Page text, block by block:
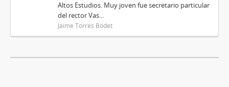
Altos Estudios. Muy joven fue secretario particular
del rector Vas...
Jaime Torres Bodet